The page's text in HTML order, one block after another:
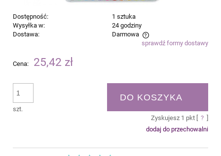
Dostępność:
1 sztuka
Wysyłka w:
24 godziny
Dostawa:
Darmowa
Cena nie zawiera ewentualnych kosztów płatnościsprawdź formy dostawy
Cena: 25,42 zł
szt.
DO KOSZYKA
Zyskujesz 1 pkt [ ?
dodaj do przechowalni